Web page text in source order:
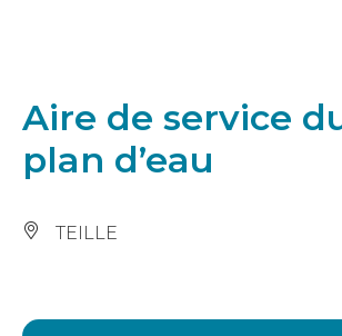
Aire de service
plan d’eau
TEILLE